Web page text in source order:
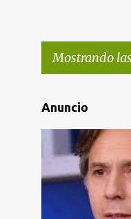
Mostrando
E
n
a
d
Anuncio